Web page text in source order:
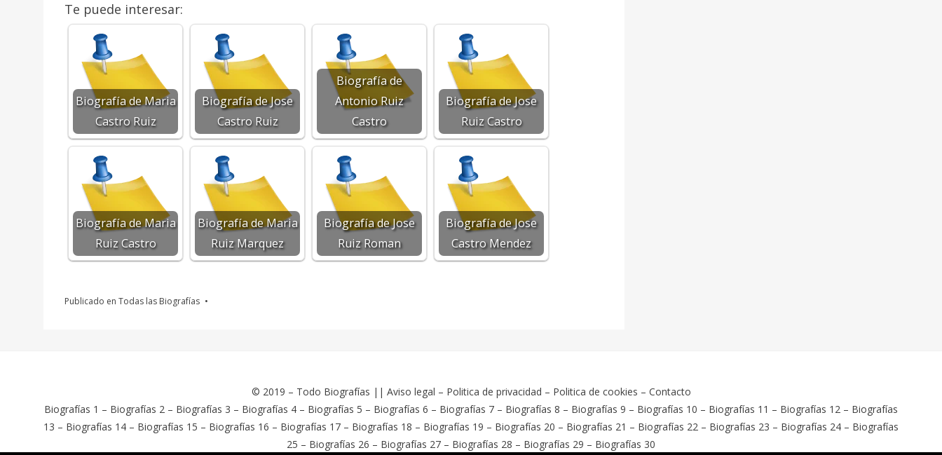
Te puede interesar:
Biografía de Maria
Castro Ruiz
Biografía de Jose
Castro Ruiz
Biografía de
Antonio Ruiz
Castro
Biografía de Jose
Ruiz Castro
Biografía de Maria
Ruiz Castro
Biografía de Maria
Ruiz Marquez
Biografía de Jose
Ruiz Roman
Biografía de Jose
Castro Mendez
Publicado en Todas las Biografías
© 2019 – Todo Biografías || Aviso legal – Politica de privacidad – Politica de cookies – Contacto
Biografías 1 – Biografías 2 – Biografías 3 – Biografías 4 – Biografías 5 – Biografías 6 – Biografías 7 – Biografías 8 – Biografías 9 – Biografías 10 – Biografías 11 – Biografías 12 – Biografías
13 – Biografías 14 – Biografías 15 – Biografías 16 – Biografías 17 – Biografías 18 – Biografías 19 – Biografías 20 – Biografías 21 – Biografías 22 – Biografías 23 – Biografías 24 – Biografías
25 – Biografías 26 – Biografías 27 – Biografías 28 – Biografías 29 – Biografías 30